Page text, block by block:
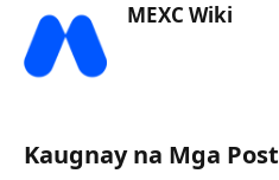
MEXC Wiki
Kaugnay na Mga Post